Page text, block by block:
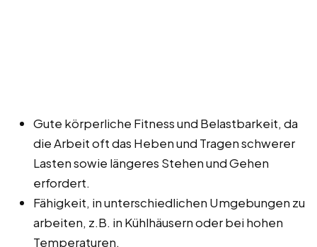
Gute körperliche Fitness und Belastbarkeit, da
die Arbeit oft das Heben und Tragen schwerer
Lasten sowie längeres Stehen und Gehen
erfordert.
Fähigkeit, in unterschiedlichen Umgebungen zu
arbeiten, z.B. in Kühlhäusern oder bei hohen
Temperaturen.